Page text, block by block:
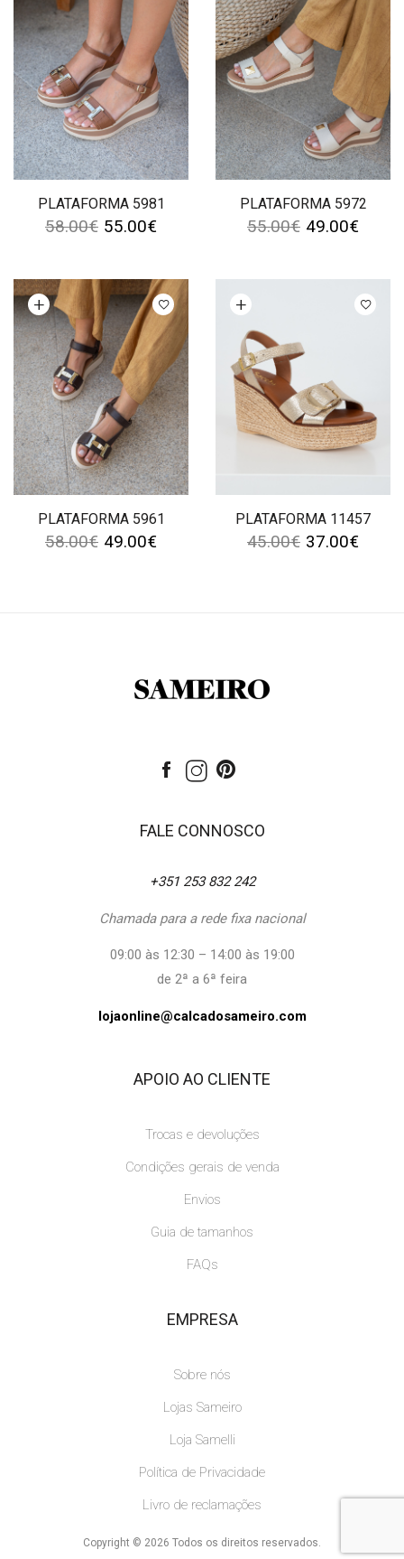
PLATAFORMA 5981
58.00€ 55.00€
PLATAFORMA 5972
55.00€ 49.00€
PLATAFORMA 5961
opções
58.00€ 49.00€
PLATAFORMA 11457
Ver opções
45.00€ 37.00€
FALE CONNOSCO
+351 253 832 242
Chamada para a rede fixa nacional
09:00 às 12:30 – 14:00 às 19:00
de 2ª a 6ª feira
lojaonline@calcadosameiro.com
APOIO AO CLIENTE
Trocas e devoluções
Condições gerais de venda
Envios
Guia de tamanhos
FAQs
EMPRESA
Sobre nós
Lojas Sameiro
Loja Samelli
Política de Privacidade
Livro de reclamações
Copyright © 2026 Todos os direitos reservados.